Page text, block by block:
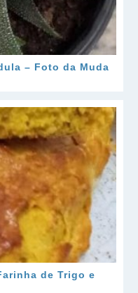
– Foto da Muda
de Trigo e